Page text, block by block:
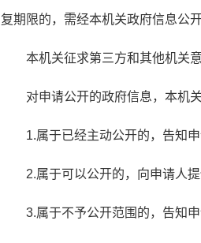
复期限的，需经本机关政府信息公
本机关征求第三方和其他机关
对申请公开的政府信息，本机
1.属于已经主动公开的，告知
2.属于可以公开的，向申请人
3.属于不予公开范围的，告知申